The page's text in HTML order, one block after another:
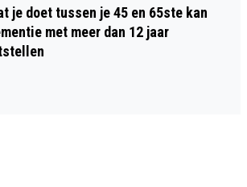
je doet tussen je 45 en 65ste kan
met meer dan 12 jaar